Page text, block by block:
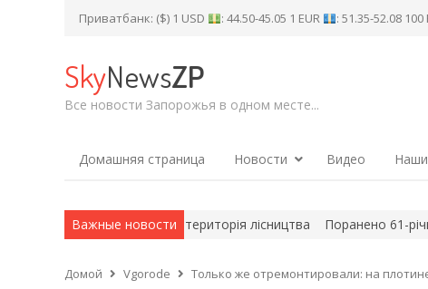
Приватбанк: ($) 1 USD : 44.50-45.05 1 EUR : 51.35-52.08 100
SkyNewsZP
Все новости Запорожья в одном месте...
Домашняя страница Новости Видео
Важные новости
горіли поля та територія лісництва Поранено 61-річного
Домой Vgorode Только же отремонтировали: на